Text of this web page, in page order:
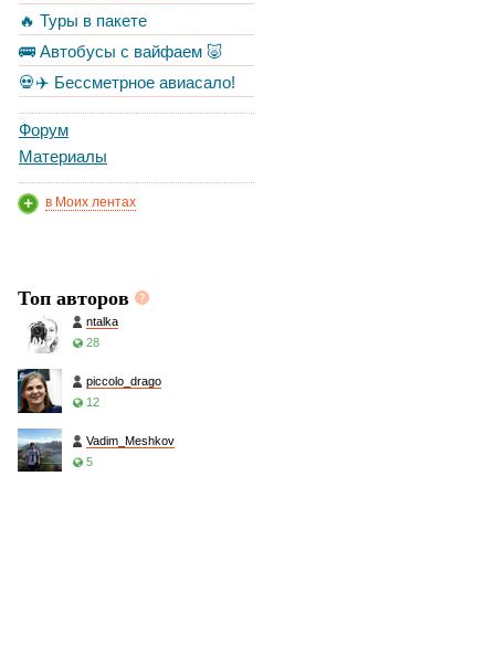
🔥 Туры в пакете
🚌 Автобусы с вайфаем 🐷
💀✈️ Бессметрное авиасало!
Форум
Материалы
в Моих лентах
Топ авторов
ntalka
28
piccolo_drago
12
Vadim_Meshkov
5